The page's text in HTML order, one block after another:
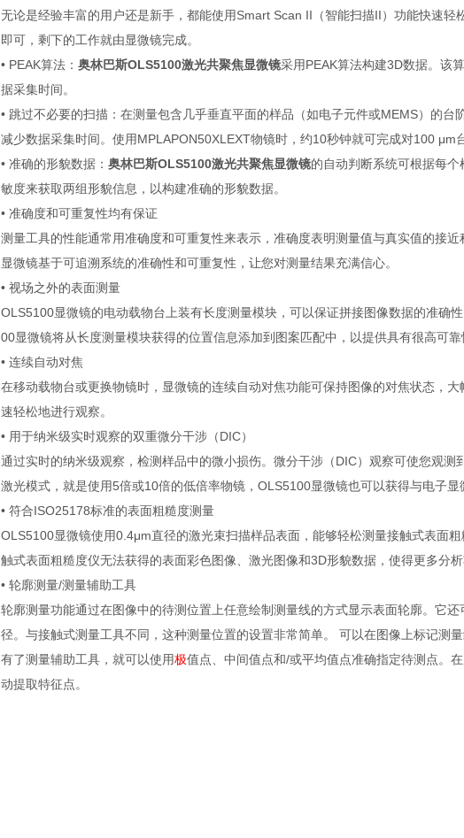
无论是经验丰富的用户还是新手，都能使用Smart Scan II（智能扫描II）功能快速
即可，剩下的工作就由显微镜完成。
• PEAK算法： 奥林巴斯OLS5100激光共聚焦显微镜采用PEAK算法构建3D数据。该
据采集时间。
• 跳过不必要的扫描：在测量包含几乎垂直平面的样品（如电子元件或MEMS）的
减少数据采集时间。使用MPLAPON50XLEXT物镜时，约10秒钟就可完成对100 μm
• 准确的形貌数据： 奥林巴斯OLS5100激光共聚焦显微镜的自动判断系统可根据每
敏度来获取两组形貌信息，以构建准确的形貌数据。
• 准确度和可重复性均有保证
测量工具的性能通常用准确度和可重复性来表示，准确度表明测量值与真实值的接
显微镜基于可追溯系统的准确性和可重复性，让您对测量结果充满信心。
• 视场之外的表面测量
OLS5100显微镜的电动载物台上装有长度测量模块，可以保证拼接图像数据的准确
00显微镜将从长度测量模块获得的位置信息添加到图案匹配中，以提供具有很高可靠
• 连续自动对焦
在移动载物台或更换物镜时，显微镜的连续自动对焦功能可保持图像的对焦状态，
速轻松地进行观察。
• 用于纳米级实时观察的双重微分干涉（DIC）
通过实时的纳米级观察，检测样品中的微小损伤。微分干涉（DIC）观察可使您观
激光模式，就是使用5倍或10倍的低倍率物镜，OLS5100显微镜也可以获得与电子显
• 符合ISO25178标准的表面粗糙度测量
OLS5100显微镜使用0.4μm直径的激光束扫描样品表面，能够轻松测量接触式表面
触式表面粗糙度仪无法获得的表面彩色图像、激光图像和3D形貌数据，使得更多分析
• 轮廓测量/测量辅助工具
轮廓测量功能通过在图像中的待测位置上任意绘制测量线的方式显示表面轮廓。它
径。与接触式测量工具不同，这种测量位置的设置非常简单。 可以在图像上标记测
有了测量辅助工具，就可以使用极值点、中间值点和/或平均值点准确指定待测点。
动提取特征点。